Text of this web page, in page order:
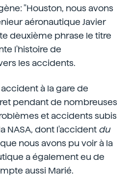
"Houston, nous avons
aéronautique Javier
deuxième phrase le titre
l'histoire de
les accidents.
à la gare de
pendant de nombreuses
et accidents subis
NASA, dont l'accident du
nous avons pu voir à la
a également eu de
aussi Marié.